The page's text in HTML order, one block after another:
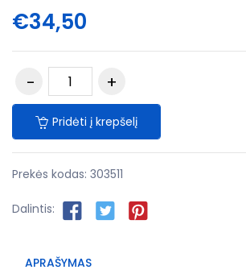
€34,50
Pridėti į krepšelį
Prekės kodas: 303511
Dalintis:
APRAŠYMAS